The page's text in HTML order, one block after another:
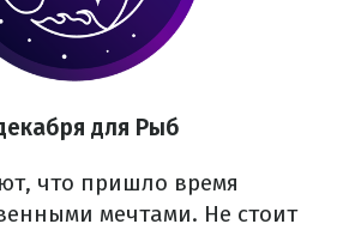
для Рыб
что пришло время
мечтами. Не стоит